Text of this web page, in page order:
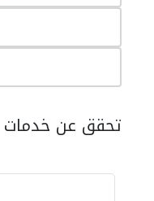
تحقق عن خدمات